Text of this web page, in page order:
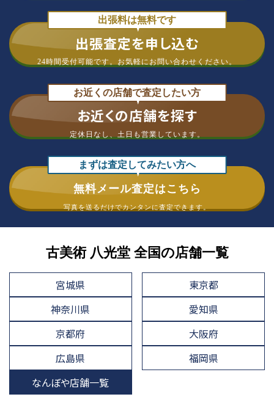
出張料は無料です
出張査定を申し込む
24時間受付可能です。 お気軽にお問い合わせください。
お近くの店舗で査定したい方
お近くの店舗を探す
定休日なし、 土日も営業しています。
まずは査定してみたい方へ
無料メール査定はこちら
写真を送るだけでカンタンに査定できます。
古美術 八光堂 全国の店舗一覧
宮城県
東京都
神奈川県
愛知県
京都府
大阪府
広島県
福岡県
なんぼや店舗一覧